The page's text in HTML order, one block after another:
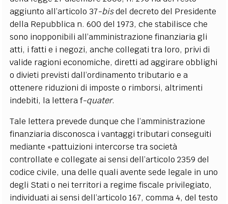
aggiunto all’articolo 37-bisdel decreto del Presidente
della Repubblica n. 600 del 1973, che stabilisce che
sono inopponibili all’amministrazione finanziaria gli
atti, i fatti e i negozi, anche collegati tra loro, privi di
valide ragioni economiche, diretti ad aggirare obblighi
o divieti previsti dall’ordinamento tributario e a
ottenere riduzioni di imposte o rimborsi, altrimenti
indebiti, la lettera f-quater.
Tale lettera prevede dunque che l’amministrazione
finanziaria disconosca i vantaggi tributari conseguiti
mediante «pattuizioni intercorse tra società
controllate e collegate ai sensi dell’articolo 2359 del
codice civile, una delle quali avente sede legale in uno
degli Stati o nei territori a regime fiscale privilegiato,
individuati ai sensi dell’articolo 167, comma 4, del testo